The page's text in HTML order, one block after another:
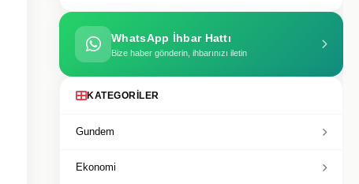
WhatsApp İhbar Hattı
Bize haber gönderin, ihbarınızı iletin
KATEGORILER
Gundem
Ekonomi